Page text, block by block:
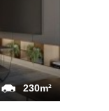
230m²